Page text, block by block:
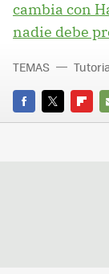
cambia con
nadie debe
FACEBOOK
TWITTER
TEMAS